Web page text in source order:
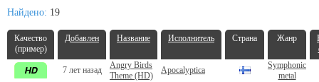
Найдено: 19
Качество
(пример)
Добавлен Название Исполнитель Страна Жанр
7 лет назад
Angry Birds
Theme (HD)
Apocalyptica
Symphonic
metal